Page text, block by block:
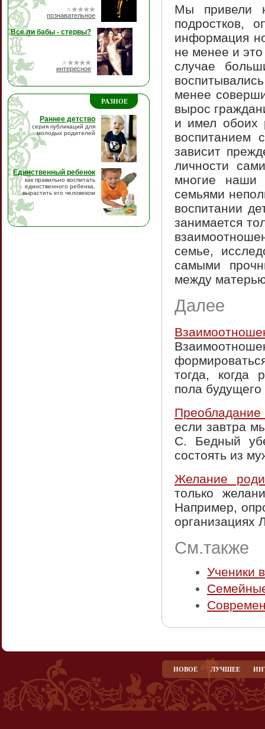
познавательное
Все ли бабы - стервы?
интересное
РАЗНОЕ
Раннее детство
серия публикаций для
молодых родителей
Единственный ребенок
как правильно воспитать
единственного ребенка,
вырастить его человеком
Мы привели
подростков,
информация
не менее и
случае
менее
вырос
и имел обоих
воспитанием
зависит
личности
многие наши
семьями
воспитании
занимается
семье,
самыми
между
Далее
тогда, когда
пола
Преобладание
если завтра
С. Бедный
состоять из
Желание
только
Например,
организациях
См.также
Ученики
НОВОЕ ЛУЧШЕЕ